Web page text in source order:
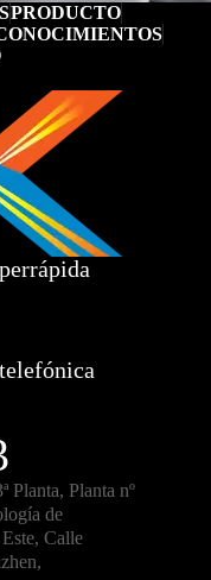
PRODUCTO
Planta, Planta nº
de
Calle